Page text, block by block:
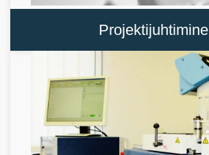
Projektijuhtimine